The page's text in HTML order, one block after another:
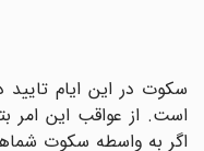
سکوت در این ایام تایید
است. از عواقب این امر
اگر به واسطه سکوت شماها